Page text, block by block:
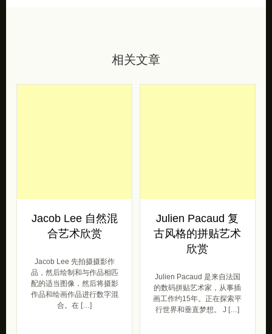
相关文章
Jacob Lee 自然混
合艺术欣赏
Jacob Lee 先拍摄摄影作
品，然后绘制和与作品相匹
配的适当图像，然后将摄影
作品和绘画作品进行数字混
合。在 […]
Julien Pacaud 复
古风格的拼贴艺术
欣赏
Julien Pacaud 是来自法国
的数码拼贴艺术家，从事插
画工作约15年。正在探索平
行世界和垂直梦想。 J […]